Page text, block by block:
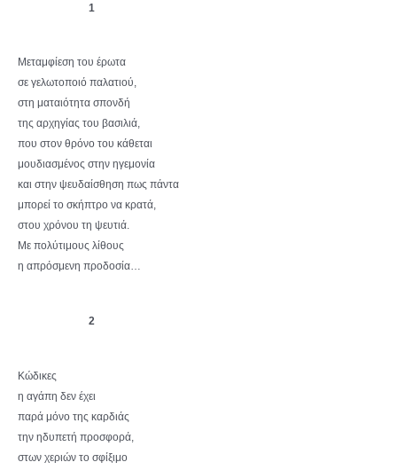
1
Μεταμφίεση του έρωτα
σε γελωτοποιό παλατιού,
στη ματαιότητα σπονδή
της αρχηγίας του βασιλιά,
που στον θρόνο του κάθεται
μουδιασμένος στην ηγεμονία
και στην ψευδαίσθηση πως πάντα
μπορεί το σκήπτρο να κρατά,
στου χρόνου τη ψευτιά.
Με πολύτιμους λίθους
η απρόσμενη προδοσία…
2
Κώδικες
η αγάπη δεν έχει
παρά μόνο της καρδιάς
την ηδυπετή προσφορά,
στων χεριών το σφίξιμο